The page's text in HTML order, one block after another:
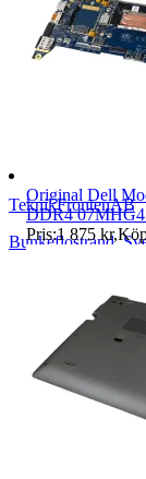
TeknikFrontenAB
Bunkeflostrand,
Original Dell
DDR4
Pris:1 875 kr,